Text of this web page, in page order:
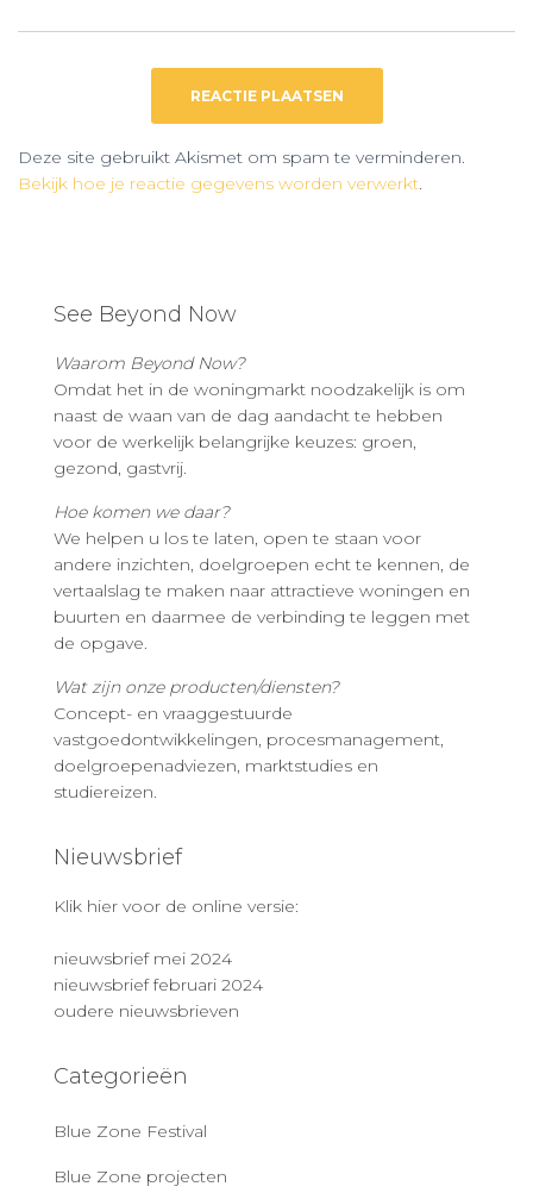
Deze site gebruikt Akismet om spam te verminderen.
Bekijk hoe je reactie gegevens worden verwerkt.
See Beyond Now
Waarom Beyond Now?
Omdat het in de woningmarkt noodzakelijk is om
naast de waan van de dag aandacht te hebben
voor de werkelijk belangrijke keuzes: groen,
gezond, gastvrij.
Hoe komen we daar?
We helpen u los te laten, open te staan voor
andere inzichten, doelgroepen echt te kennen, de
vertaalslag te maken naar attractieve woningen en
buurten en daarmee de verbinding te leggen met
de opgave.
Wat zijn onze producten/diensten?
Concept- en vraaggestuurde
vastgoedontwikkelingen, procesmanagement,
doelgroepenadviezen, marktstudies en
studiereizen.
Nieuwsbrief
Klik hier voor de online versie:
nieuwsbrief mei 2024
nieuwsbrief februari 2024
oudere nieuwsbrieven
Categorieën
Blue Zone Festival
Blue Zone projecten